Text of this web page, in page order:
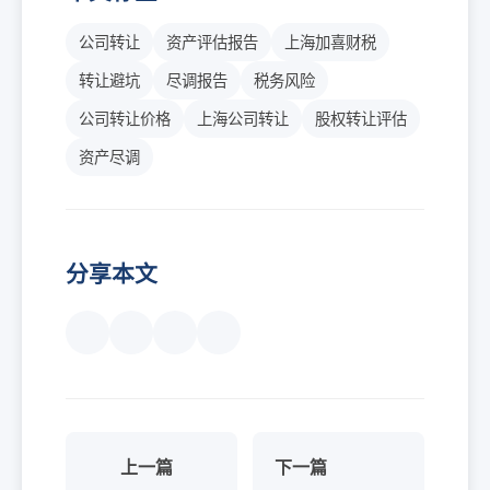
公司转让 资产评估报告
上海加喜财税
转让避坑
尽调报告
税务风险
公司转让价格
上海公司转让
股权转让评估
资产尽调
分享本文
上一篇 下一篇